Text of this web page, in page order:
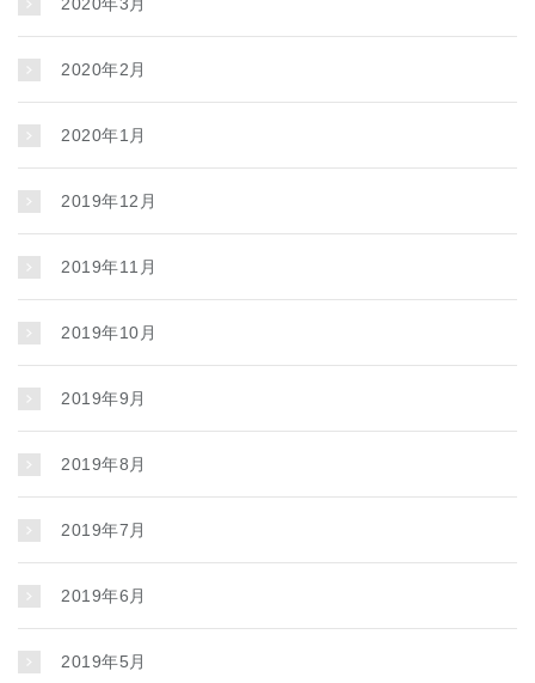
2020年3月
2020年2月
2020年1月
2019年12月
2019年11月
2019年10月
2019年9月
2019年8月
2019年7月
2019年6月
2019年5月